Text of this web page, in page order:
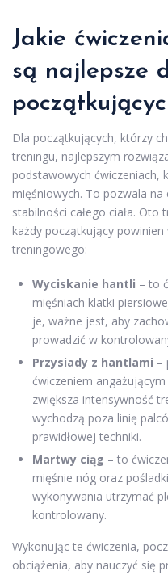
Jakie
są najlepsze
Dla początkujących, którzy
treningu, najlepszym
podstawowych ćwiczeniach,
mięśniowych. To pozwala
stabilności całego ciała.
każdy początkujący
treningowego:
Wyciskanie hantli – to
mięśniach klatki
je, ważne jest, aby
prowadzić w
Przysiady z hantlami –
ćwiczeniem
zwiększa intensywność
wychodzą poza linię
prawidłowej techniki.
Martwy ciąg – to
mięśnie nóg oraz
wykonywania utrzymać
kontrolowany.
Wykonując te ćwiczenia,
obciążenia, aby nauczyć się